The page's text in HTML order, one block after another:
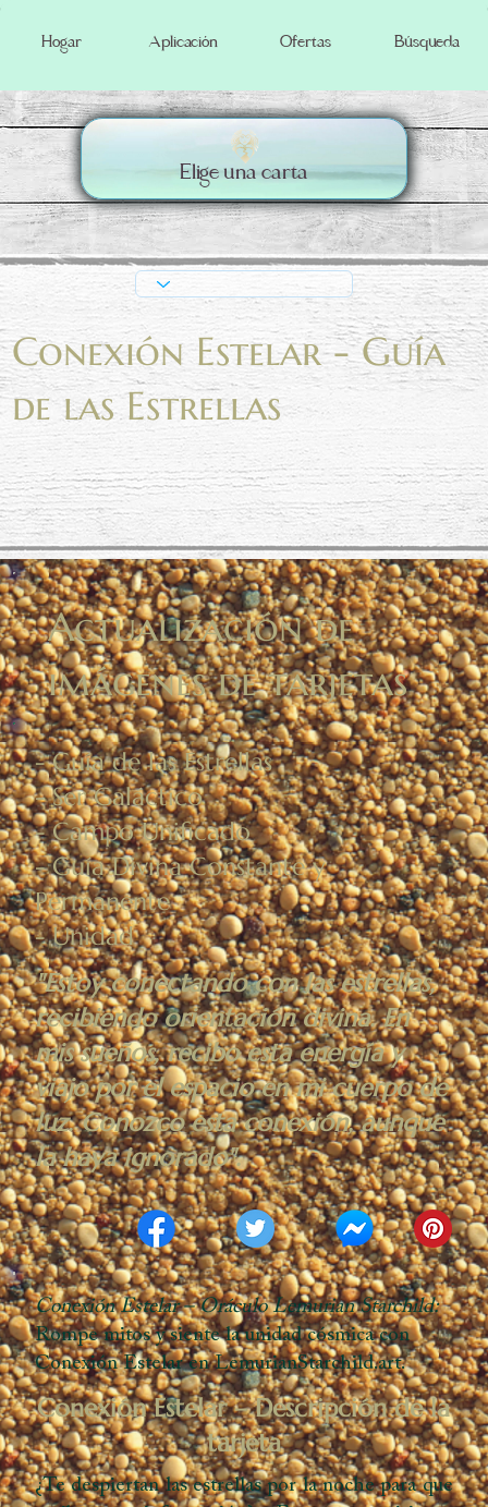
Hogar Aplicación Ofertas Búsqueda
Conexión Estelar – Oráculo Lemurian Starchild:
Rompe mitos y siente la unidad cósmica con
Conexión Estelar en LemurianStarchild.art.
Conexión Estelar – Descripción de la
tarjeta
¿Te despiertan las estrellas por la noche para que
- Guía de las Estrellas
- Ser Galáctico
- Campo Unificado
- Guía Divina Constante y
Permanente
- Unidad
"Estoy conectando con las estrellas,
recibiendo orientación divina. En
mis sueños, recibo esta energía y
viajo por el espacio en mi cuerpo de
luz. Conozco esta conexión, aunque
la haya ignorado".
Actualización de
imágenes de tarjetas
Elige una carta
Conexión Estelar - Guía
de las Estrellas